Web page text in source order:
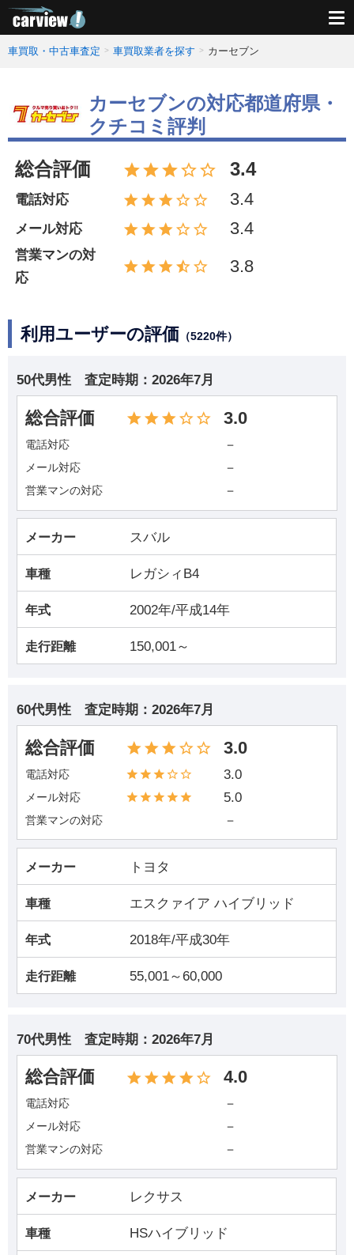
車買取・中古車査定 車買取業者を探す カーセブン
カーセブンの対応都道府県・
クチコミ評判
総合評価 3.4
電話対応 3.4
メール対応 3.4
営業マンの対
応
3.8
利用ユーザーの評価 （5220件）
50代男性 査定時期： 2026年7月
総合評価 3.0
電話対応 －
メール対応 －
営業マンの対応 －
メーカー スバル
車種 レガシィB4
年式 2002年/平成14年
走行距離 150,001～
60代男性 査定時期： 2026年7月
総合評価 3.0
電話対応 3.0
メール対応 5.0
営業マンの対応 －
メーカー トヨタ
車種 エスクァイア ハイブリッド
年式 2018年/平成30年
走行距離 55,001～60,000
70代男性 査定時期： 2026年7月
総合評価 4.0
電話対応 －
メール対応 －
営業マンの対応 －
メーカー レクサス
車種 HSハイブリッド